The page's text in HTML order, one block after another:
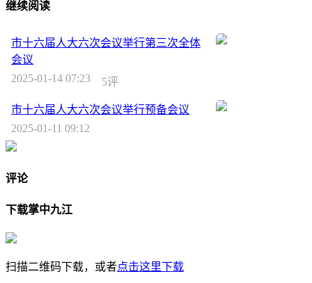
继续阅读
市十六届人大六次会议举行第三次全体
会议
2025-01-14 07:23
5评
市十六届人大六次会议举行预备会议
2025-01-11 09:12
评论
下载掌中九江
扫描二维码下载，或者点击这里下载